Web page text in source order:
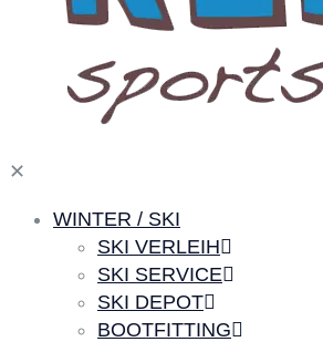
✕
WINTER / SKI
SKI VERLEIH
SKI SERVICE
SKI DEPOT
BOOTFITTING